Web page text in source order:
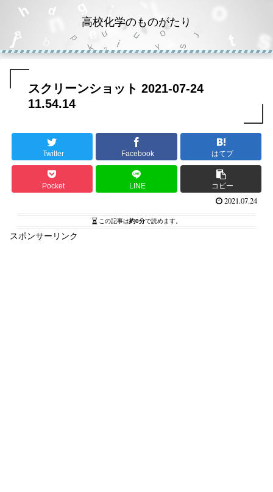
高校化学のものがたり
スクリーンショット 2021-07-24
11.54.14
Twitter Facebook はてブ
Pocket LINE コピー
2021.07.24
この記事は約0分で読めます。
スポンサーリンク